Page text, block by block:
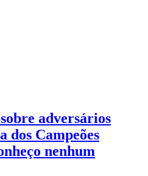
adversários
dos Campeões
nenhum